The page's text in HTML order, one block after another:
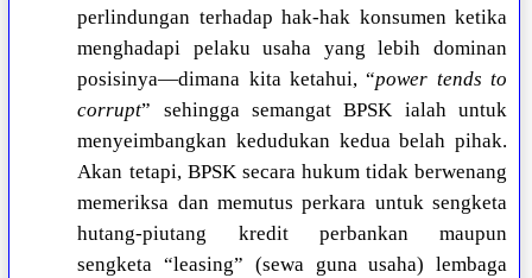
perlindungan terhadap hak-hak konsumen ketika
menghadapi pelaku usaha yang lebih dominan
posisinya—dimana kita ketahui, “power tends to
corrupt” sehingga semangat BPSK ialah untuk
menyeimbangkan kedudukan kedua belah pihak.
Akan tetapi, BPSK secara hukum tidak berwenang
memeriksa dan memutus perkara untuk sengketa
hutang-piutang kredit perbankan maupun
sengketa “leasing” (sewa guna usaha) lembaga